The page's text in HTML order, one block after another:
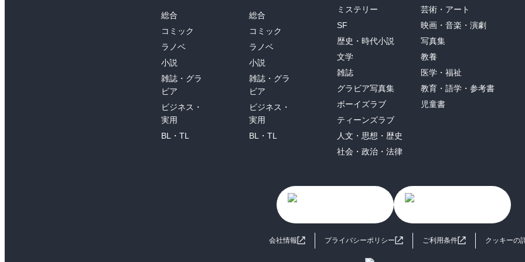
総合
コミック
ラノベ
小説
雑誌・グラ
ビア
ビジネス・
実用
BL・TL
総合
コミック
ラノベ
小説
雑誌・グラ
ビア
ビジネス・
実用
BL・TL
ミステリー
SF
歴史・時代小説
文学
雑誌
グラビア写真集
ボーイズラブ
ティーンズラブ
人文・思想・歴史
社会・政治・法律
芸術・アート
映画・音楽・演劇
写真集
教養
医学・福祉
教育・語学・参考書
児童書
会社情報 プライバシーポリシー ご利用条件 クッキーの